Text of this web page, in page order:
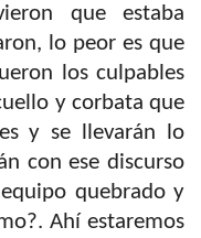
que estaba
lo peor es que
los culpables
y corbata que
y se llevarán lo
con ese discurso
quebrado y
Ahí estaremos